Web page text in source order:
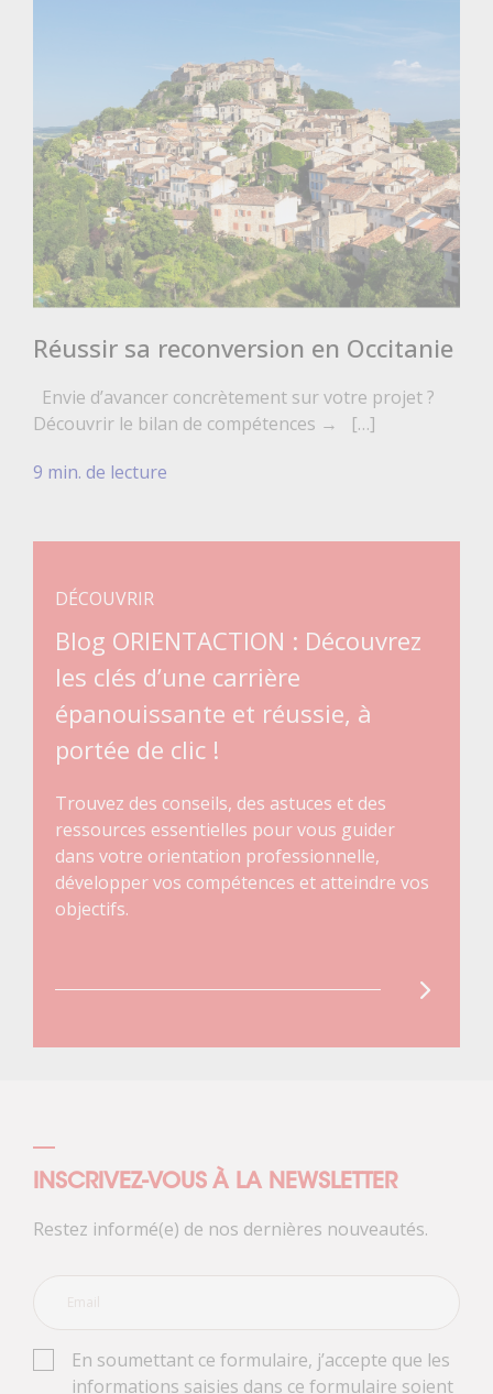
Réussir sa reconversion en Occitanie
Envie d’avancer concrètement sur votre projet ?
Découvrir le bilan de compétences → […]
9 min. de lecture
DÉCOUVRIR
Blog ORIENTACTION : Découvrez
les clés d’une carrière
épanouissante et réussie, à
portée de clic !
Trouvez des conseils, des astuces et des
ressources essentielles pour vous guider
dans votre orientation professionnelle,
développer vos compétences et atteindre vos
objectifs.
INSCRIVEZ-VOUS À LA NEWSLETTER
Restez informé(e) de nos dernières nouveautés.
En soumettant ce formulaire, j’accepte que les
informations saisies dans ce formulaire soient